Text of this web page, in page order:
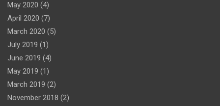
May 2020 (4)
April 2020 (7)
March 2020 (5)
July 2019 (1)
June 2019 (4)
May 2019 (1)
March 2019 (2)
November 2018 (2)